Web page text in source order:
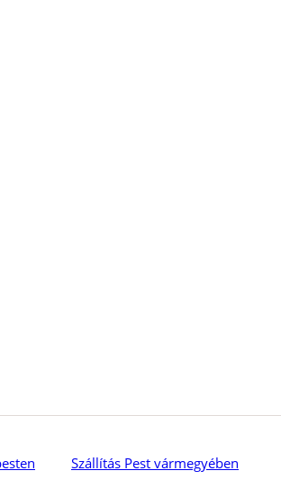
Szállítás Pest vármegyében